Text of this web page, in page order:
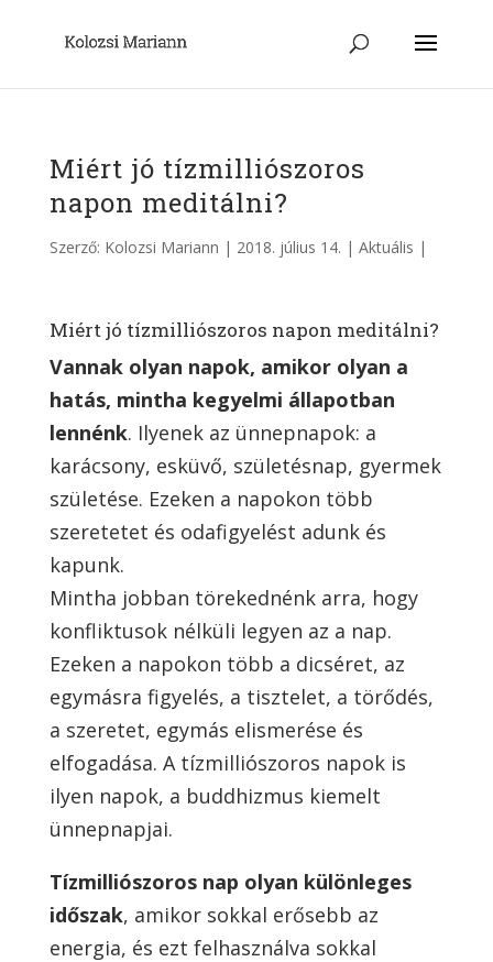
Miért jó tízmilliószoros
napon meditálni?
Szerző: Kolozsi Mariann | 2018. július 14. | Aktuális |
Miért jó tízmilliószoros napon meditálni?
Vannak olyan napok, amikor olyan a
hatás, mintha kegyelmi állapotban
lennénk. Ilyenek az ünnepnapok: a
karácsony, esküvő, születésnap, gyermek
születése. Ezeken a napokon több
szeretetet és odafigyelést adunk és
kapunk.
Mintha jobban törekednénk arra, hogy
konfliktusok nélküli legyen az a nap.
Ezeken a napokon több a dicséret, az
egymásra figyelés, a tisztelet, a törődés,
a szeretet, egymás elismerése és
elfogadása. A tízmilliószoros napok is
ilyen napok, a buddhizmus kiemelt
ünnepnapjai.
Tízmilliószoros nap olyan különleges
időszak, amikor sokkal erősebb az
energia, és ezt felhasználva sokkal